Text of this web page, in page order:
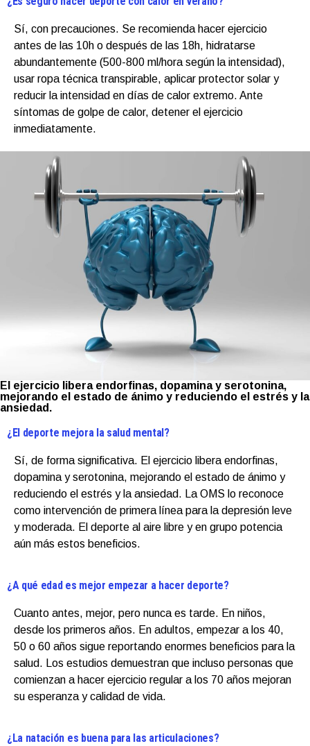
Sí, con precauciones. Se recomienda hacer ejercicio
antes de las 10h o después de las 18h, hidratarse
abundantemente (500-800 ml/hora según la intensidad),
usar ropa técnica transpirable, aplicar protector solar y
reducir la intensidad en días de calor extremo. Ante
síntomas de golpe de calor, detener el ejercicio
inmediatamente.
El ejercicio libera endorfinas, dopamina y serotonina,
mejorando el estado de ánimo y reduciendo el estrés y la
ansiedad.
¿El deporte mejora la salud mental?
Sí, de forma significativa. El ejercicio libera endorfinas,
dopamina y serotonina, mejorando el estado de ánimo y
reduciendo el estrés y la ansiedad. La OMS lo reconoce
como intervención de primera línea para la depresión leve
y moderada. El deporte al aire libre y en grupo potencia
aún más estos beneficios.
¿A qué edad es mejor empezar a hacer deporte?
Cuanto antes, mejor, pero nunca es tarde. En niños,
desde los primeros años. En adultos, empezar a los 40,
50 o 60 años sigue reportando enormes beneficios para la
salud. Los estudios demuestran que incluso personas que
comienzan a hacer ejercicio regular a los 70 años mejoran
su esperanza y calidad de vida.
¿La natación es buena para las articulaciones?